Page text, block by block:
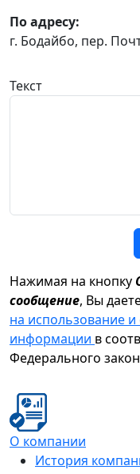
По адресу:
г. Бодайбо, пер.
Текст
Нажимая на кнопку
сообщение, Вы
на использование
информации в
Федерального
О компании
История